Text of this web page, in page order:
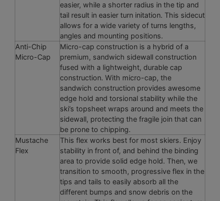
easier, while a shorter radius in the tip and
tail result in easier turn initation. This sidecut
allows for a wide variety of turns lengths,
angles and mounting positions.
Anti-Chip
Micro-Cap
Micro-cap construction is a hybrid of a
premium, sandwich sidewall construction
fused with a lightweight, durable cap
construction. With micro-cap, the
sandwich construction provides awesome
edge hold and torsional stability while the
ski’s topsheet wraps around and meets the
sidewall, protecting the fragile join that can
be prone to chipping.
Mustache
Flex
This flex works best for most skiers. Enjoy
stability in front of, and behind the binding
area to provide solid edge hold. Then, we
transition to smooth, progressive flex in the
tips and tails to easily absorb all the
different bumps and snow debris on the